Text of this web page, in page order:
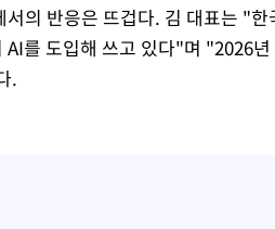
서의 반응은 뜨겁다. 김 대표는 "
AI를 도입해 쓰고 있다"며 "2026
.